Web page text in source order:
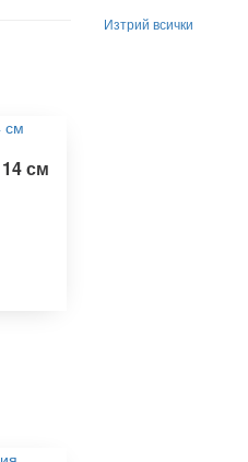
см
Изтрий всички